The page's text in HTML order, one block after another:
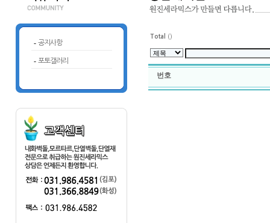
- 공지사항
- 포토갤러리
Total ()
번호